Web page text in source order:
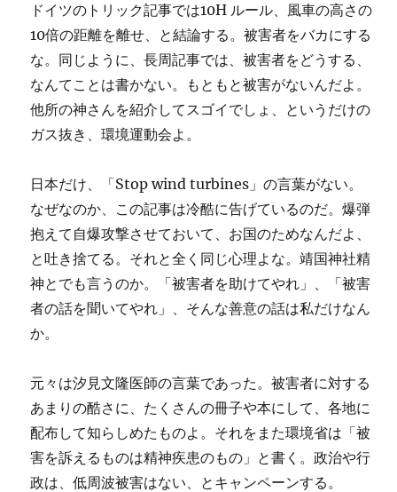
ドイツのトリック記事では10H ルール、風車の高さの
10倍の距離を離せ、と結論する。被害者をバカにする
な。同じように、長周記事では、被害者をどうする、
なんてことは書かない。もともと被害がないんだよ。
他所の神さんを紹介してスゴイでしょ、というだけの
ガス抜き、環境運動会よ。
日本だけ、「Stop wind turbines」の言葉がない。
なぜなのか、この記事は冷酷に告げているのだ。爆弾
抱えて自爆攻撃させておいて、お国のためなんだよ、
と吐き捨てる。それと全く同じ心理よな。靖国神社精
神とでも言うのか。「被害者を助けてやれ」、「被害
者の話を聞いてやれ」、そんな善意の話は私だけなん
か。
元々は汐見文隆医師の言葉であった。被害者に対する
あまりの酷さに、たくさんの冊子や本にして、各地に
配布して知らしめたものよ。それをまた環境省は「被
害を訴えるものは精神疾患のもの」と書く。政治や行
政は、低周波被害はない、とキャンペーンする。